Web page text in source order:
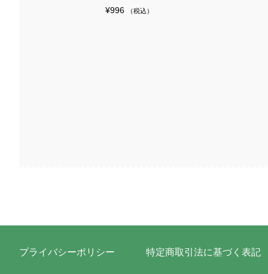
¥996 （税込）
プライバシーポリシー 特定商取引法に基づく表記